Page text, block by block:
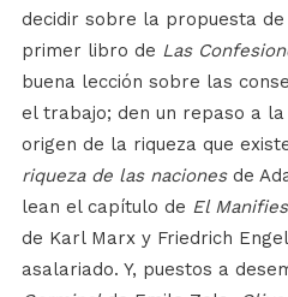
decidir sobre la propuesta
primer libro de Las
buena lección sobre las
el trabajo; den un repaso a
origen de la riqueza que
riqueza de las nacionesde
lean el capítulo de El
de Karl Marx y Friedrich
asalariado. Y, puestos a